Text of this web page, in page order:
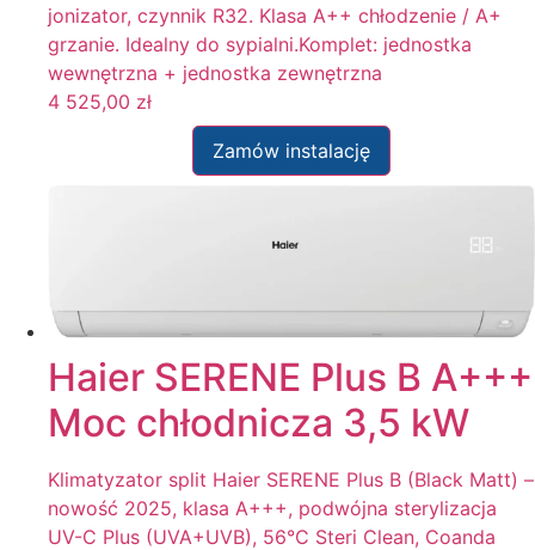
jonizator, czynnik R32. Klasa A++ chłodzenie / A+
grzanie. Idealny do sypialni.Komplet: jednostka
wewnętrzna + jednostka zewnętrzna
4 525,00 zł
Zamów instalację
Haier SERENE Plus B A+++
Moc chłodnicza 3,5 kW
Klimatyzator split Haier SERENE Plus B (Black Matt) –
nowość 2025, klasa A+++, podwójna sterylizacja
UV-C Plus (UVA+UVB), 56°C Steri Clean, Coanda